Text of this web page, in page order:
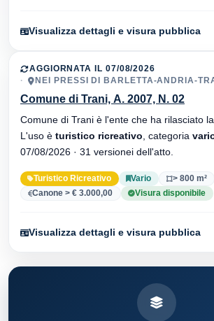
Visualizza dettagli e visura pubblica
AGGIORNATA IL 07/08/2026
NEI PRESSI DI BARLETTA-ANDRIA-
Comune di Trani, A. 2007, N. 02
Comune di Trani è l'ente che ha rilasciato
L'uso è turistico ricreativo , categoria
07/08/2026 · 31 versionei dell'atto.
Turistico Ricreativo Vario
> 800 m²
Canone > € 3.000,00
Visura disponibile
Visualizza dettagli e visura pubblica